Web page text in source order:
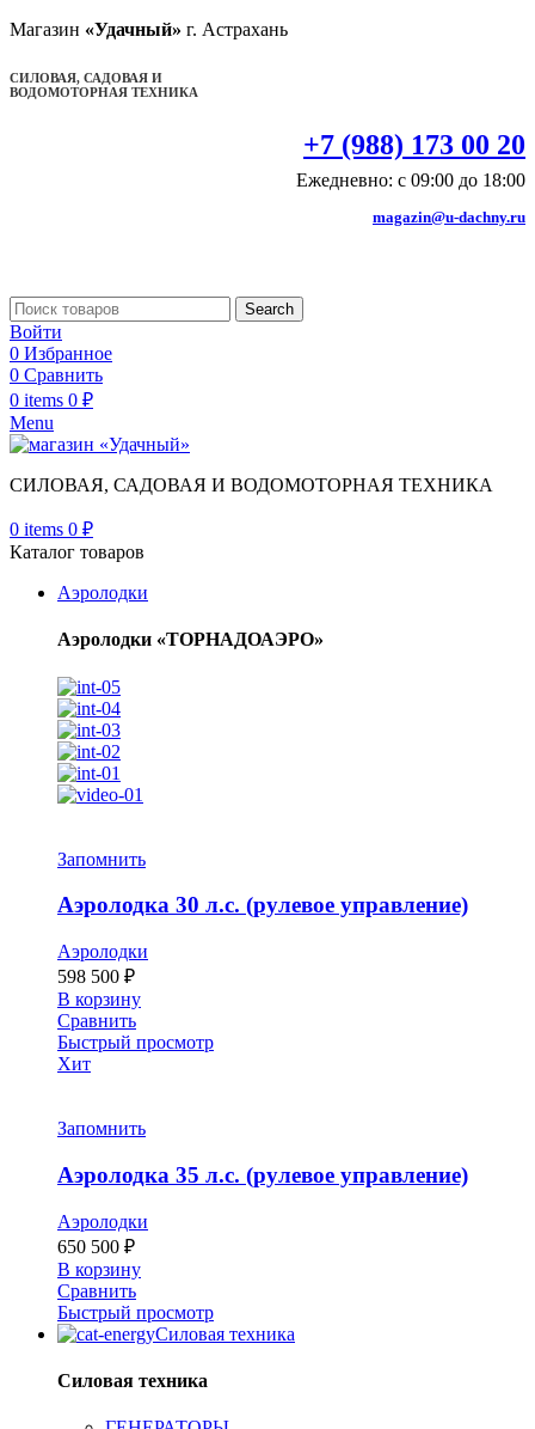
Магазин «Удачный» г. Астрахань
СИЛОВАЯ, САДОВАЯ И
ВОДОМОТОРНАЯ ТЕХНИКА
+7 (988) 173 00 20
Ежедневно: с 09:00 до 18:00
magazin@u-dachny.ru
Search
Войти
0 Избранное
0 Сравнить
0 items 0 ₽
Menu
СИЛОВАЯ, САДОВАЯ И ВОДОМОТОРНАЯ ТЕХНИКА
0 items 0 ₽
Каталог товаров
Аэролодки
Аэролодки «ТОРНАДОАЭРО»
Запомнить
Аэролодка 30 л.с. (рулевое управление)
Аэролодки
598 500 ₽
В корзину
Сравнить
Быстрый просмотр
Хит
Запомнить
Аэролодка 35 л.с. (рулевое управление)
Аэролодки
650 500 ₽
В корзину
Сравнить
Быстрый просмотр
Силовая техника
Силовая техника